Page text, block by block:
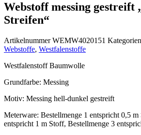
Webstoff messing gestreift
Streifen“
ArtikelnummerWEMW4020151 Kategorien
Webstoffe, Westfalenstoffe
Westfalenstoff Baumwolle
Grundfarbe: Messing
Motiv: Messing hell-dunkel gestreift
Meterware: Bestellmenge 1 entspricht 0,5
entspricht 1 m Stoff, Bestellmenge 3